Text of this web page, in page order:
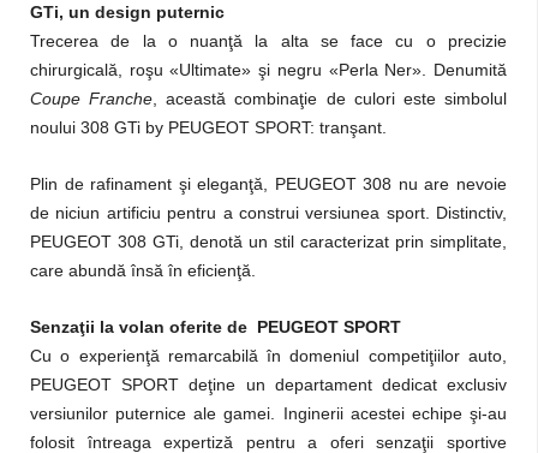
GTi, un design puternic
Trecerea de la o nuanţă la alta se face cu o precizie
chirurgicală, roşu «Ultimate» şi negru «Perla Ner». Denumită
Coupe Franche , această combinaţie de culori este simbolul
noului 308 GTi by PEUGEOT SPORT: tranşant.
Plin de rafinament şi eleganţă, PEUGEOT 308 nu are nevoie
de niciun artificiu pentru a construi versiunea sport. Distinctiv,
PEUGEOT 308 GTi, denotă un stil caracterizat prin simplitate,
care abundă însă în eficienţă.
Senzaţii la volan oferite de PEUGEOT SPORT
Cu o experienţă remarcabilă în domeniul competiţiilor auto,
PEUGEOT SPORT deţine un departament dedicat exclusiv
versiunilor puternice ale gamei. Inginerii acestei echipe şi-au
folosit întreaga expertiză pentru a oferi senzaţii sportive